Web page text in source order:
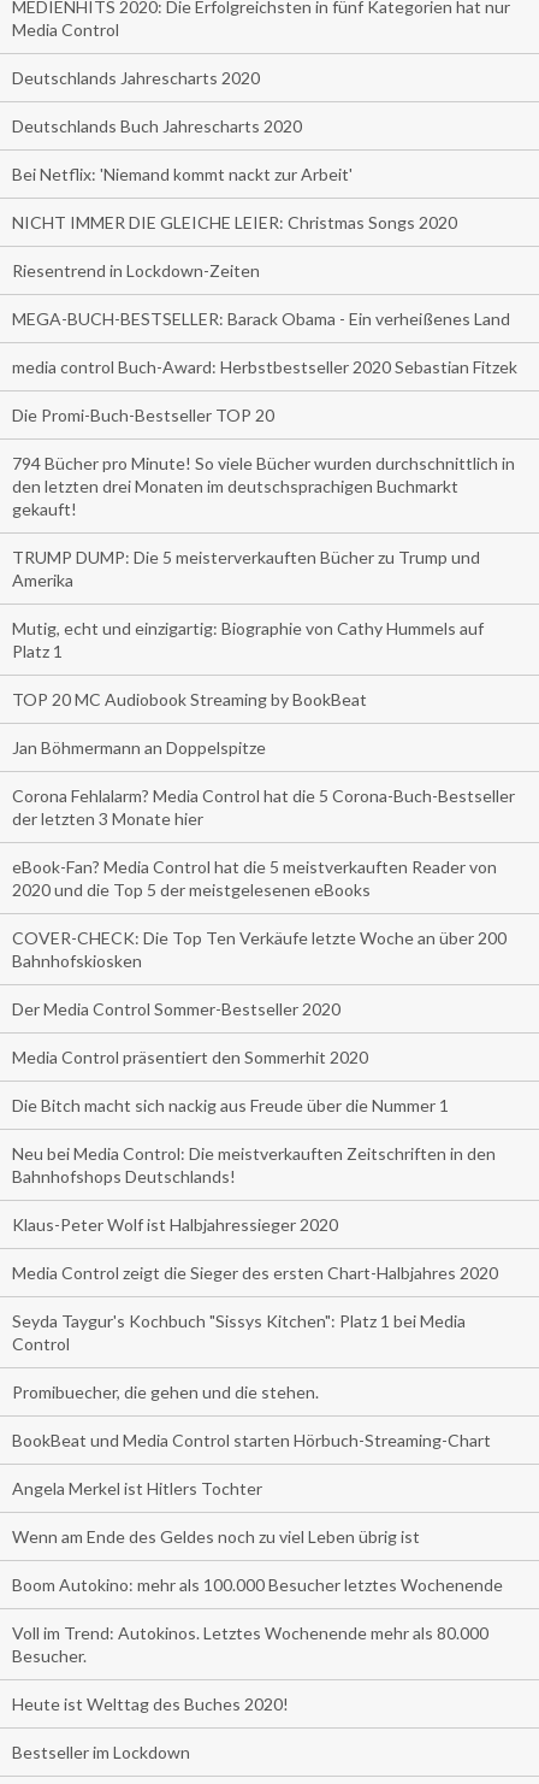
MEDIENHITS 2020: Die Erfolgreichsten in fünf Kategorien hat nur
Media Control
Deutschlands Jahrescharts 2020
Deutschlands Buch Jahrescharts 2020
Bei Netflix: 'Niemand kommt nackt zur Arbeit'
NICHT IMMER DIE GLEICHE LEIER: Christmas Songs 2020
Riesentrend in Lockdown-Zeiten
MEGA-BUCH-BESTSELLER: Barack Obama - Ein verheißenes Land
media control Buch-Award: Herbstbestseller 2020 Sebastian Fitzek
Die Promi-Buch-Bestseller TOP 20
794 Bücher pro Minute! So viele Bücher wurden durchschnittlich in
den letzten drei Monaten im deutschsprachigen Buchmarkt
gekauft!
TRUMP DUMP: Die 5 meisterverkauften Bücher zu Trump und
Amerika
Mutig, echt und einzigartig: Biographie von Cathy Hummels auf
Platz 1
TOP 20 MC Audiobook Streaming by BookBeat
Jan Böhmermann an Doppelspitze
Corona Fehlalarm? Media Control hat die 5 Corona-Buch-Bestseller
der letzten 3 Monate hier
eBook-Fan? Media Control hat die 5 meistverkauften Reader von
2020 und die Top 5 der meistgelesenen eBooks
COVER-CHECK: Die Top Ten Verkäufe letzte Woche an über 200
Bahnhofskiosken
Der Media Control Sommer-Bestseller 2020
Media Control präsentiert den Sommerhit 2020
Die Bitch macht sich nackig aus Freude über die Nummer 1
Neu bei Media Control: Die meistverkauften Zeitschriften in den
Bahnhofshops Deutschlands!
Klaus-Peter Wolf ist Halbjahressieger 2020
Media Control zeigt die Sieger des ersten Chart-Halbjahres 2020
Seyda Taygur's Kochbuch "Sissys Kitchen": Platz 1 bei Media
Control
Promibuecher, die gehen und die stehen.
BookBeat und Media Control starten Hörbuch-Streaming-Chart
Angela Merkel ist Hitlers Tochter
Wenn am Ende des Geldes noch zu viel Leben übrig ist
Boom Autokino: mehr als 100.000 Besucher letztes Wochenende
Voll im Trend: Autokinos. Letztes Wochenende mehr als 80.000
Besucher.
Heute ist Welttag des Buches 2020!
Bestseller im Lockdown